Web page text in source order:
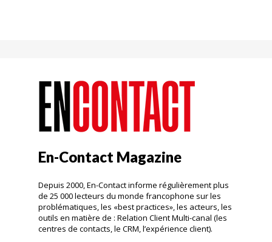
En-Contact Magazine
Depuis 2000, En-Contact informe régulièrement plus
de 25 000 lecteurs du monde francophone sur les
problématiques, les «best practices», les acteurs, les
outils en matière de : Relation Client Multi-canal (les
centres de contacts, le CRM, l’expérience client).